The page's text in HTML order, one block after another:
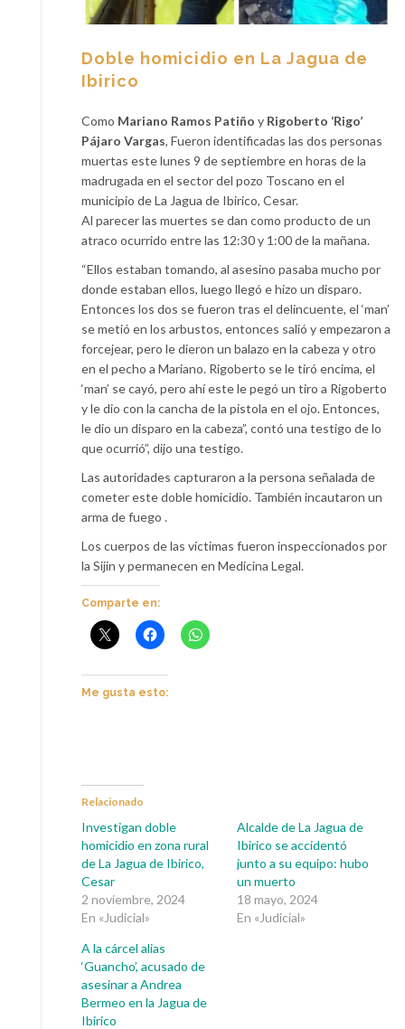
Doble homicidio en La Jagua de
Ibirico
Como Mariano Ramos Patiño y Rigoberto ‘Rigo’
Pájaro Vargas, Fueron identificadas las dos personas
muertas este lunes 9 de septiembre en horas de la
madrugada en el sector del pozo Toscano en el
municipio de La Jagua de Ibirico, Cesar.
Al parecer las muertes se dan como producto de un
atraco ocurrido entre las 12:30 y 1:00 de la mañana.
“Ellos estaban tomando, al asesino pasaba mucho por
donde estaban ellos, luego llegó e hizo un disparo.
Entonces los dos se fueron tras el delincuente, el ‘man’
se metió en los arbustos, entonces salió y empezaron a
forcejear, pero le dieron un balazo en la cabeza y otro
en el pecho a Mariano. Rigoberto se le tiró encima, el
‘man’ se cayó, pero ahí este le pegó un tiro a Rigoberto
y le dio con la cancha de la pistola en el ojo. Entonces,
le dio un disparo en la cabeza”, contó una testigo de lo
que ocurrió”, dijo una testigo.
Las autoridades capturaron a la persona señalada de
cometer este doble homicidio. También incautaron un
arma de fuego .
Los cuerpos de las víctimas fueron inspeccionados por
la Sijin y permanecen en Medicina Legal.
Comparte en:
Me gusta esto:
Relacionado
Investigan doble
homicidio en zona rural
de La Jagua de Ibirico,
Cesar
2 noviembre, 2024
En «Judicial»
Alcalde de La Jagua de
Ibirico se accidentó
junto a su equipo: hubo
un muerto
18 mayo, 2024
En «Judicial»
A la cárcel alias
‘Guancho’, acusado de
asesinar a Andrea
Bermeo en la Jagua de
Ibirico